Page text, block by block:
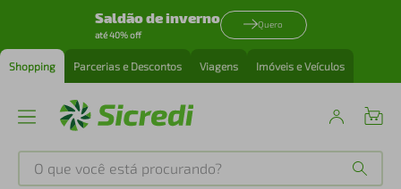
Saldão de inverno
até 40% off
Quero
Shopping Parcerias e Descontos Viagens Imóveis e Veículos
O que você está procurando?